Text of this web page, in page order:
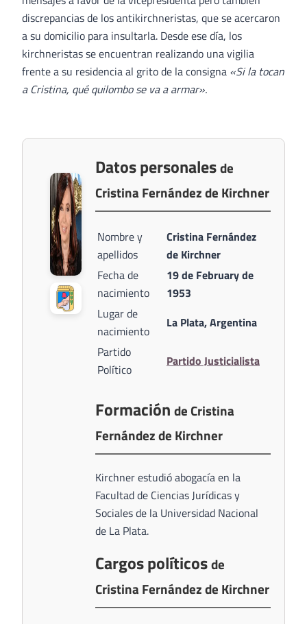
discrepancias de los antikirchneristas, que se acercaron
a su domicilio para insultarla. Desde ese día, los
kirchneristas se encuentran realizando una vigilia
frente a su residencia al grito de la consigna «Si la tocan
a Cristina, qué quilombo se va a armar».
Datos personalesde
Cristina Fernández de Kirchner
Nombre y
apellidos
Cristina Fernández
de Kirchner
Fecha de
nacimiento
19 de February de
1953
Lugar de
nacimiento
La Plata, Argentina
Partido
Político
Partido Justicialista
Formación de Cristina
Fernández de Kirchner
Kirchner estudió abogacía en la
Facultad de Ciencias Jurídicas y
Sociales de la Universidad Nacional
de La Plata.
Cargos políticosde
Cristina Fernández de Kirchner